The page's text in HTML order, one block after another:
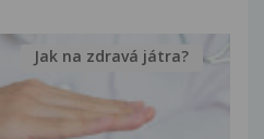
Jak na zdravá játra?